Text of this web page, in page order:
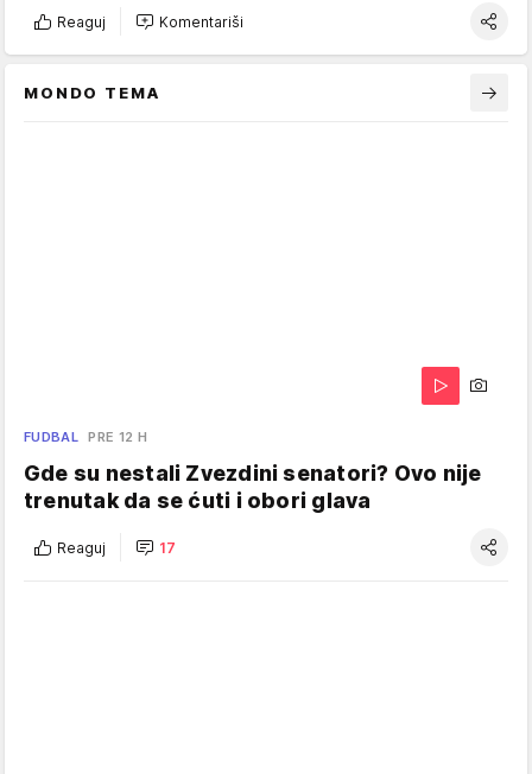
Reaguj Komentariši
MONDO TEMA
FUDBAL PRE 12 H
Gde su nestali Zvezdini senatori? Ovo nije
trenutak da se ćuti i obori glava
Reaguj 17